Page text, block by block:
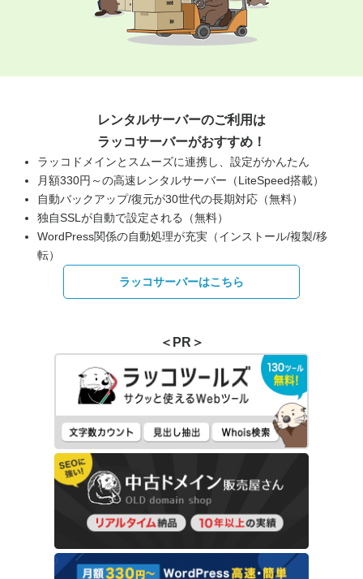
レンタルサーバーのご利用は
ラッコサーバーがおすすめ！
ラッコドメインとスムーズに連携し、設定がかんたん
月額330円～の高速レンタルサーバー（LiteSpeed搭載）
自動バックアップ/復元が30世代の長期対応（無料）
独自SSLが自動で設定される（無料）
WordPress関係の自動処理が充実（インストール/複製/移
転）
ラッコサーバーはこちら
＜PR＞